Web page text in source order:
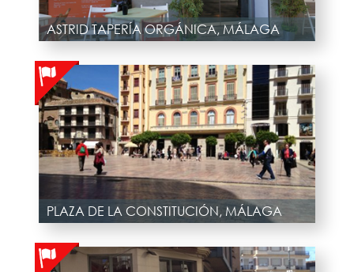
ASTRID TAPERÍA ORGÁNICA, MÁLAGA
PLAZA DE LA CONSTITUCIÓN, MÁLAGA